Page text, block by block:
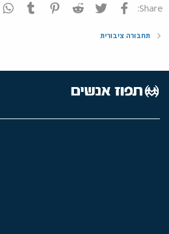
Share: פייסבוק Twitter
Reddit
Pinterest
Tumblr
תחבורה ציבורית